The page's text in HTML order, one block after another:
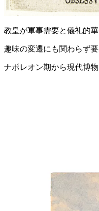
教皇が軍事需要と儀礼的華
趣味の変遷にも関わらず
ナポレオン期から現代博